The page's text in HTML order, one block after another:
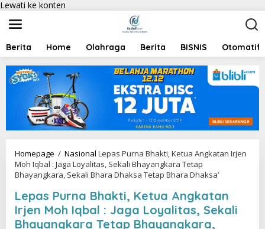
Lewati ke konten
Berita Home Olahraga Berita BISNIS Otomatif
Homepage / Nasional Lepas Purna Bhakti, Ketua Angkatan Irjen
Moh Iqbal : Jaga Loyalitas, Sekali Bhayangkara Tetap
Bhayangkara, Sekali Bhara Dhaksa Tetap Bhara Dhaksa’
Lepas Purna Bhakti, Ketua Angkatan
Irjen Moh Iqbal : Jaga Loyalitas, Sekali
Bhayangkara Tetap Bhayangkara,